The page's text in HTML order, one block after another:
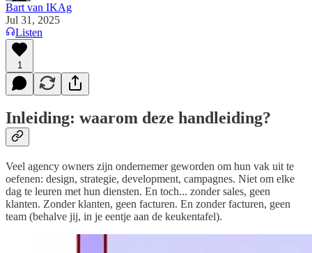
Bart van IKAg
Jul 31, 2025
Listen
1
Inleiding: waarom deze handleiding?
Veel agency owners zijn ondernemer geworden om hun vak uit te
oefenen: design, strategie, development, campagnes. Niet om elke
dag te leuren met hun diensten. En toch... zonder sales, geen
klanten. Zonder klanten, geen facturen. En zonder facturen, geen
team (behalve jij, in je eentje aan de keukentafel).